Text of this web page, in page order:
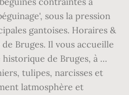
sous la pression
gantoises. Horaires &
Bruges. Il vous accueille
de Bruges, à …
tulipes, narcisses et
latmosphère et